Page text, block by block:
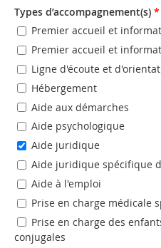
Types d’accompagnement(s) *
Premier accueil et
Premier accueil et
Ligne d'écoute et
Hébergement
Aide aux démarches
Aide psychologique
Aide juridique
Aide juridique spécifique
Aide à l'emploi
Prise en charge médicale
Prise en charge des
conjugales